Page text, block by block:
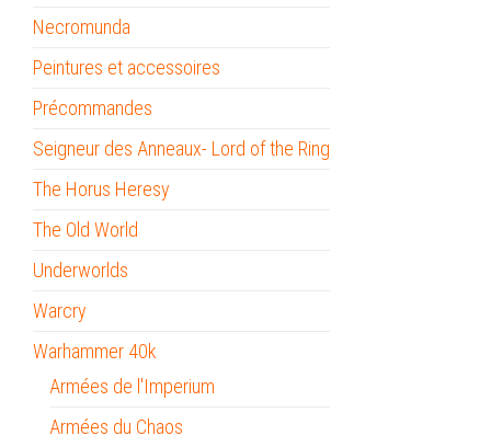
Necromunda
Peintures et accessoires
Précommandes
Seigneur des Anneaux- Lord of the Ring
The Horus Heresy
The Old World
Underworlds
Warcry
Warhammer 40k
Armées de l'Imperium
Armées du Chaos